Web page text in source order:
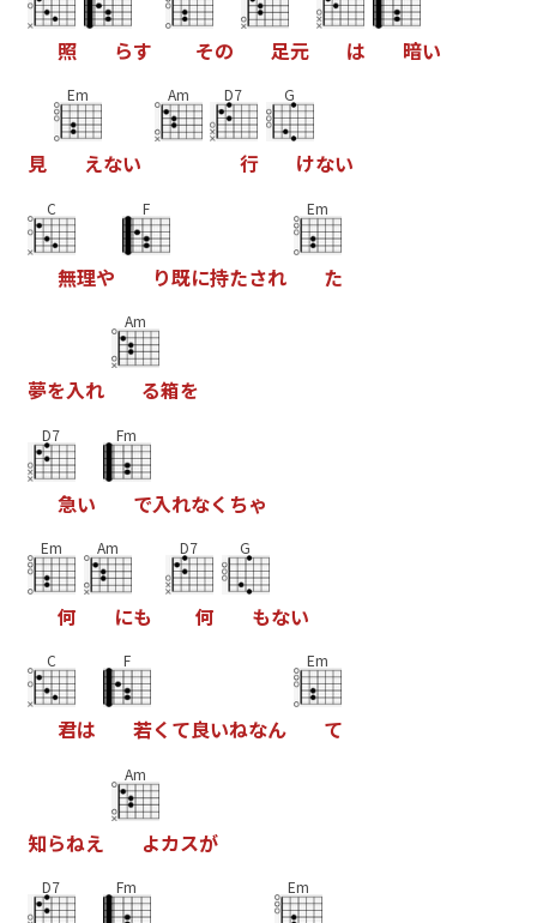
照 らす その 足元 は 暗い
見
Em
えない
Am D7
行
G
けない
C
無理や
F
り既に持たされ
Em
た
夢を入れ
Am
る箱を
D7
急い
Fm
で入れなく ちゃ
Em
何
Am
にも
D7
何
G
もない
C
君は
F
若く て良いねなん
Em
て
知らねえ
Am
よカスが
D7 Fm Em